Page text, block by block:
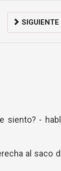
SIGUIENTE
siento? -
al saco